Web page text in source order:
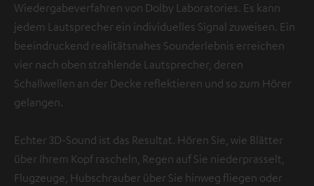
Wiedergabeverfahren von Dolby Laboratories. Es kann
jedem Lautsprecher ein individuelles Signal zuweisen. Ein
beeindruckend realitätsnahes Sounderlebnis erreichen
vier nach oben strahlende Lautsprecher, deren
Schallwellen an der Decke reflektieren und so zum Hörer
gelangen.
Echter 3D-Sound ist das Resultat. Hören Sie, wie Blätter
über Ihrem Kopf rascheln, Regen auf Sie niederprasselt,
Flugzeuge, Hubschrauber über Sie hinweg fliegen oder